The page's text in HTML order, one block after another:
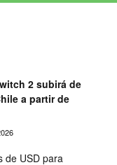
2 subirá de
a partir de
de USD para